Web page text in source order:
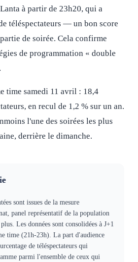
à partir de 23h20, qui a
téléspectateurs — un bon score
de soirée. Cela confirme
de programmation « double
time samedi 11 avril : 18,4
en recul de 1,2 % sur un an.
l'une des soirées les plus
derrière le dimanche.
sont issues de la mesure
panel représentatif de la population
Les données sont consolidées à J+1
time (21h-23h). La part d'audience
de téléspectateurs qui
parmi l'ensemble de ceux qui